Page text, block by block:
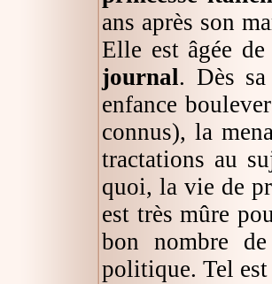
ans après son
Elle est âgée
journal. Dès
enfance
connus), la
tractations au
quoi, la vie de
est très mûre
bon nombre
politique. Tel est